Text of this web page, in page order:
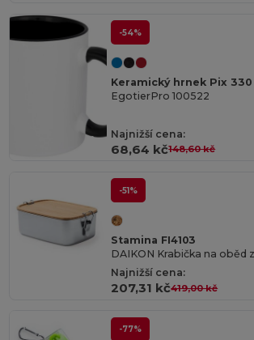
-54%
EgotierPro 100522
Najnižší cena:
68,64 kč148,60 kč
-51%
Stamina FI4103
Najnižší cena:
207,31 kč419,00 kč
-77%